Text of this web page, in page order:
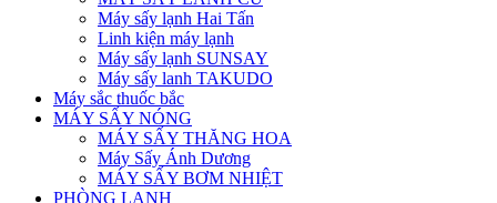
Máy sấy lạnh Hai Tấn
Linh kiện máy lạnh
Máy sấy lạnh SUNSAY
Máy sấy lanh TAKUDO
Máy sắc thuốc bắc
MÁY SẤY NÓNG
MÁY SẤY THĂNG HOA
Máy Sấy Ánh Dương
MÁY SẤY BƠM NHIỆT
PHÒNG LẠNH